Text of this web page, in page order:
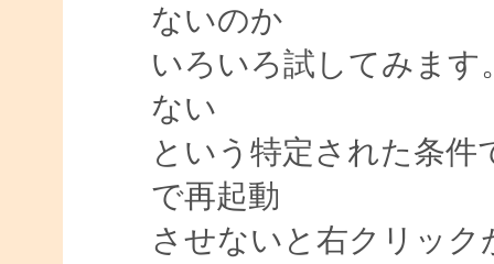
ないのか
いろいろ試してみま
ない
という特定された条
で再起動
させないと右クリッ